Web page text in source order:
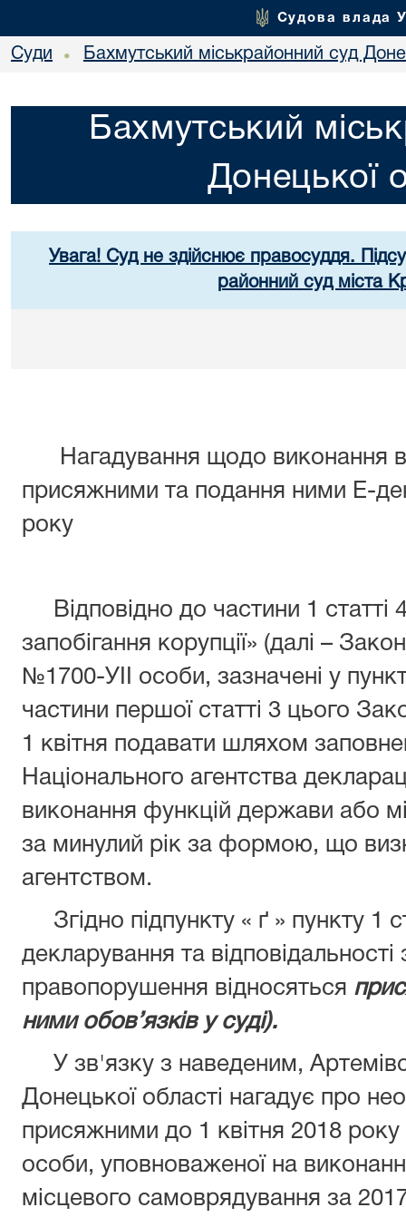
Судова влада
Суди • Бахмутський міськрайонний суд
Бахмутський
Донецької
Увага! Суд не здійснює правосуддя.
районний суд міста
Нагадування щодо виконання
присяжними та подання ними Е-
року
Відповідно до частини 1 статті
запобігання корупції» (далі –
№1700-УІІ особи, зазначені у
частини першої статті 3 цього
1 квітня подавати шляхом
Національного агентства
виконання функцій держави або
за минулий рік за формою, що
агентством.
Згідно підпункту « ґ » пункту 1
декларування та відповідальності
правопорушення відносяться
ними обов’язків у суді).
У зв'язку з наведеним,
Донецької області нагадує про
присяжними до 1 квітня 2018 року
особи, уповноваженої на
місцевого самоврядування за